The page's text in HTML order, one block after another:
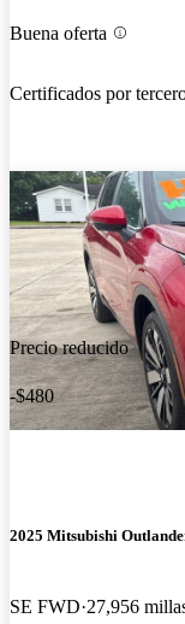
Buena oferta
Certificados por
Precio reducido
-$480
2025 Mitsubishi
SE FWD 27,956